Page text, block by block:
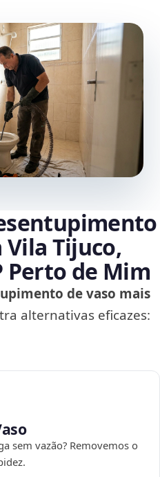
Vila Tijuco,
Perto de Mim
de vaso mais
alternativas eficazes:
sem vazão? Removemos o